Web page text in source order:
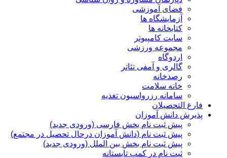
فضای آموزشی
آزمایشگاه ها
کتابخانه ها
سایت کامپیوتر
مجموعه ورزشی
اردوگاه
گالری و آمفی تئاتر
رصدخانه
خانه سلامت
سامانه رزرواسیون تغذیه
فارغ التحصیلان
پذیرش دانش آموزان
پیش ثبت نام بخش فارسی (ورودی جدید)
پیش ثبت نام (دانش آموزان درحال تحصیل در مجتمع)
پیش ثبت نام بخش بین الملل (ورودی جدید)
ثبت نام در کمپ تابستانه